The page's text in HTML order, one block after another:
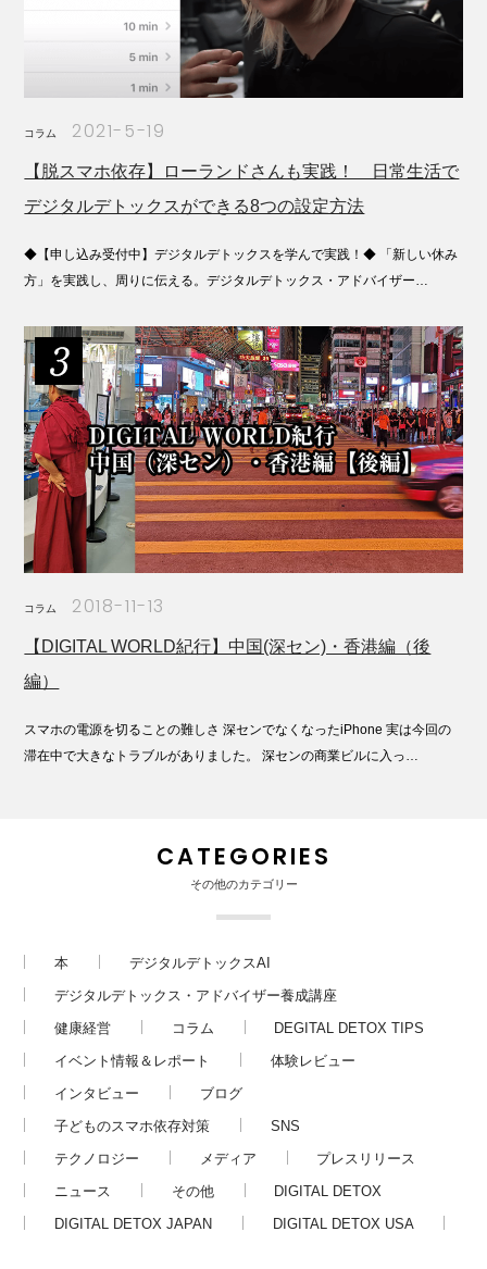
コラム 2021-5-19
【脱スマホ依存】ローランドさんも実践！ 日常生活で
デジタルデトックスができる8つの設定方法
◆【申し込み受付中】デジタルデトックスを学んで実践！◆ 「新しい休み
方」を実践し、周りに伝える。デジタルデトックス・アドバイザー…
コラム 2018-11-13
【DIGITAL WORLD紀行】中国(深セン)・香港編（後
編）
スマホの電源を切ることの難しさ 深センでなくなったiPhone 実は今回の
滞在中で大きなトラブルがありました。 深センの商業ビルに入っ…
CATEGORIES
その他のカテゴリー
本
デジタルデトックスAI
デジタルデトックス・アドバイザー養成講座
健康経営
コラム
DEGITAL DETOX TIPS
イベント情報＆レポート
体験レビュー
インタビュー
ブログ
子どものスマホ依存対策
SNS
テクノロジー
メディア
プレスリリース
ニュース
その他
DIGITAL DETOX
DIGITAL DETOX JAPAN
DIGITAL DETOX USA